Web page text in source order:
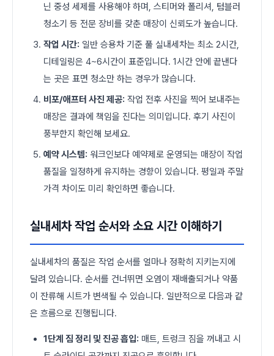
닌 중성 세제를 사용해야 하며, 스티머와 폴리셔, 텀블러
청소기 등 전문 장비를 갖춘 매장이 신뢰도가 높습니다.
작업 시간: 일반 승용차 기준 풀 실내세차는 최소 2시간,
디테일링은 4~6시간이 표준입니다. 1시간 안에 끝낸다
는 곳은 표면 청소만 하는 경우가 많습니다.
비포/애프터 사진 제공: 작업 전후 사진을 찍어 보내주는
매장은 결과에 책임을 진다는 의미입니다. 후기 사진이
풍부한지 확인해 보세요.
예약 시스템: 워크인보다 예약제로 운영되는 매장이 작업
품질을 일정하게 유지하는 경향이 있습니다. 평일과 주말
가격 차이도 미리 확인하면 좋습니다.
실내세차 작업 순서와 소요 시간 이해하기
실내세차의 품질은 작업 순서를 얼마나 정확히 지키는지에
달려 있습니다. 순서를 건너뛰면 오염이 재배출되거나 약품
이 잔류해 시트가 변색될 수 있습니다. 일반적으로 다음과 같
은 흐름으로 진행됩니다.
1단계 짐 정리 및 진공 흡입: 매트, 트렁크 짐을 꺼내고 시